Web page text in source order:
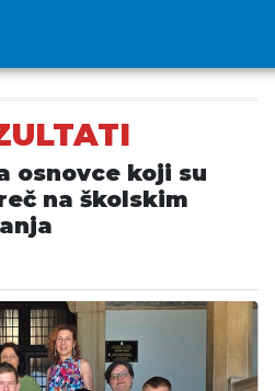
osnovce koji su
na školskim